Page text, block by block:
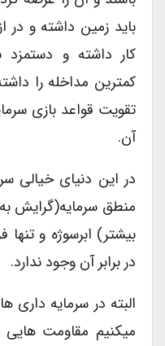
باید زمین داشته و در
کار داشته و دستمزد
کمترین مداخله را
تقویت قواعد بازی
آن.
در این دنیای خیالی
منطق سرمایه(گرایش
بیشتر) ابرسوژه و
در برابر آن وجود ندارد.
البته در سرمایه داری
میکنیم مقاومت هایی